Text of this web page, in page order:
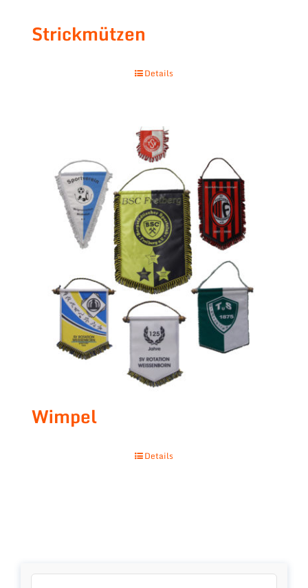
Strickmützen
Details
Wimpel
Details